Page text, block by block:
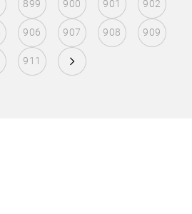
899 900 901 902
906 907 908 909
911